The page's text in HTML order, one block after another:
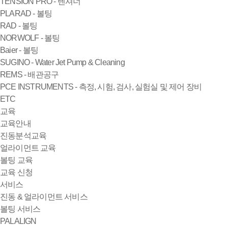
PLARAD - 볼팅
RAD - 볼팅
NORWOLF - 볼팅
Baier - 볼팅
SUGINO - Water Jet Pump & Cleaning
REMS - 배관공구
PCE INSTRUMENTS - 측정, 시험, 검사, 실험실 및 제어 장비
ETC
교육
교육안내
진동분석교육
얼라이먼트 교육
볼팅 교육
교육 신청
서비스
진동 & 얼라이먼트 서비스
볼팅 서비스
PALALIGN